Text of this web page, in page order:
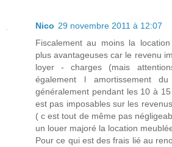
Nico 29 novembre 2011 à 12:07
Fiscalement au moins la
plus avantageuses car le revenu
loyer - charges (mais
également l amortissement
généralement pendant les 10 à
est pas imposables sur les
( c est tout de même pas
un louer majoré la location
Pour ce qui est des frais lié au